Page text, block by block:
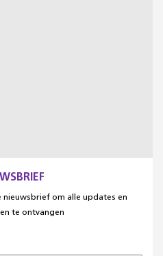
nieuwsbrief om alle updates en
te ontvangen